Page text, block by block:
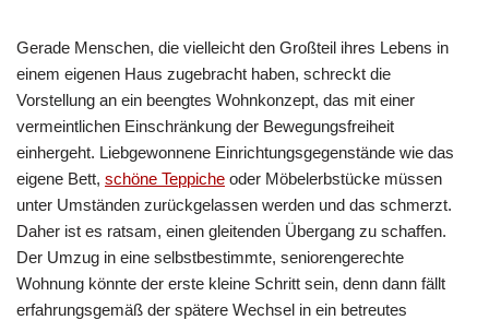
Gerade Menschen, die vielleicht den Großteil ihres Lebens in
einem eigenen Haus zugebracht haben, schreckt die
Vorstellung an ein beengtes Wohnkonzept, das mit einer
vermeintlichen Einschränkung der Bewegungsfreiheit
einhergeht. Liebgewonnene Einrichtungsgegenstände wie das
eigene Bett, schöne Teppiche oder Möbelerbstücke müssen
unter Umständen zurückgelassen werden und das schmerzt.
Daher ist es ratsam, einen gleitenden Übergang zu schaffen.
Der Umzug in eine selbstbestimmte, seniorengerechte
Wohnung könnte der erste kleine Schritt sein, denn dann fällt
erfahrungsgemäß der spätere Wechsel in ein betreutes